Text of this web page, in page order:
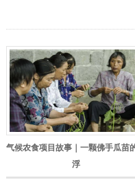
气候农食项目故事｜一颗佛手瓜苗
浮